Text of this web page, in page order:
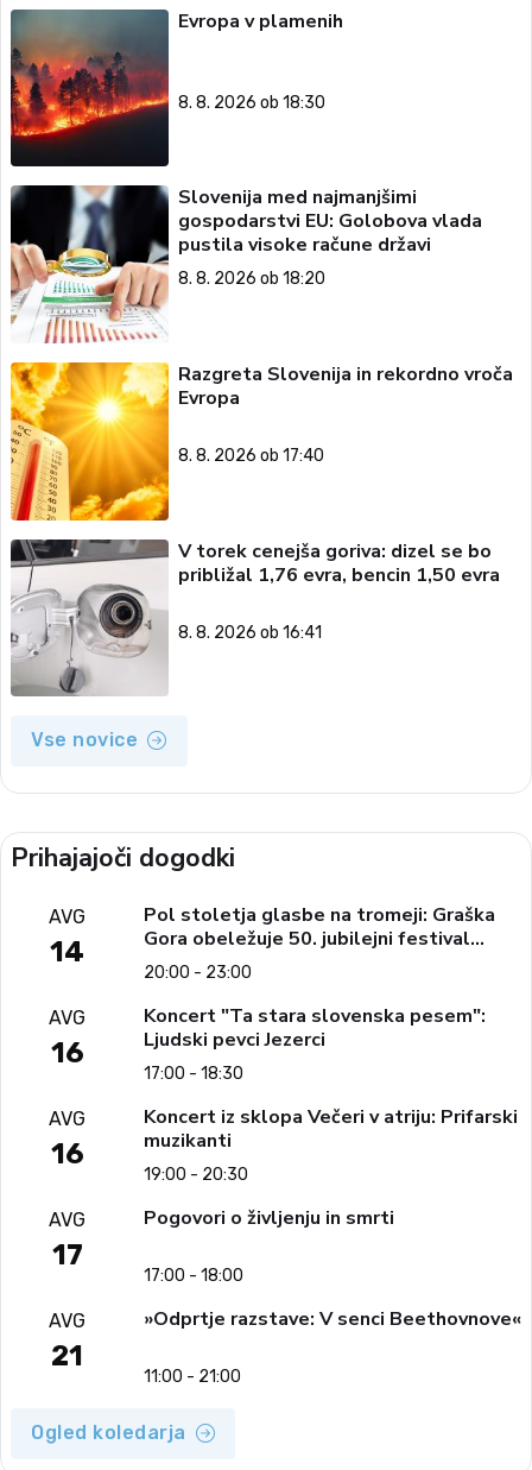
Evropa v plamenih
8. 8. 2026 ob 18:30
Slovenija med najmanjšimi
gospodarstvi EU: Golobova vlada
pustila visoke račune državi
8. 8. 2026 ob 18:20
Razgreta Slovenija in rekordno vroča
Evropa
8. 8. 2026 ob 17:40
V torek cenejša goriva: dizel se bo
približal 1,76 evra, bencin 1,50 evra
8. 8. 2026 ob 16:41
Vse novice
Prihajajoči dogodki
AVG
14
Pol stoletja glasbe na tromeji: Graška
Gora obeležuje 50. jubilejni festival
narodno-zabavne glasbe
20:00 - 23:00
AVG
16
Koncert "Ta stara slovenska pesem":
Ljudski pevci Jezerci
17:00 - 18:30
AVG
16
Koncert iz sklopa Večeri v atriju: Prifarski
muzikanti
19:00 - 20:30
AVG
17
Pogovori o življenju in smrti
17:00 - 18:00
AVG
21
»Odprtje razstave: V senci Beethovnove«
11:00 - 21:00
Ogled koledarja